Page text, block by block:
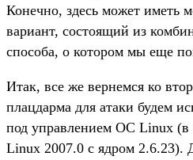
Конечно, здесь может иметь
вариант, состоящий из
способа, о котором мы еще
Итак, все же вернемся ко
плацдарма для атаки будем
под управлением ОС Linux (в
Linux 2007.0 с ядром 2.6.23).